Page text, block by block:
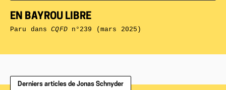
EN BAYROU LIBRE
Paru dansCQFDn°239 (mars 2025)
Derniers articles de Jonas Schnyder